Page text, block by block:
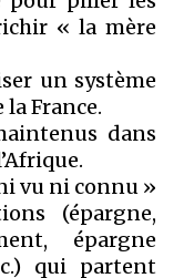
« la mère
un système
France.
dans
vu ni connu »
(épargne,
épargne
qui partent